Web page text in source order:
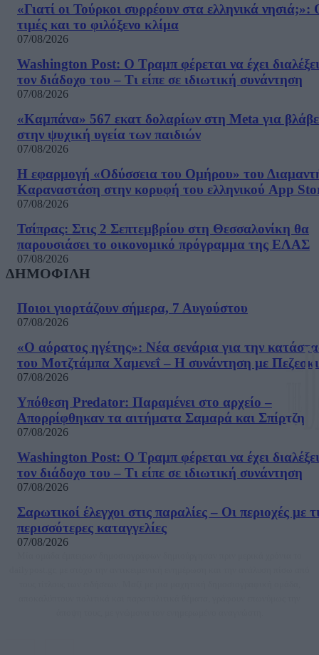
«Γιατί οι Τούρκοι συρρέουν στα ελληνικά νησιά;»:
τιμές και το φιλόξενο κλίμα
07/08/2026
Washington Post: Ο Τραμπ φέρεται να έχει διαλέξει
τον διάδοχο του – Τι είπε σε ιδιωτική συνάντηση
07/08/2026
«Καμπάνα» 567 εκατ δολαρίων στη Meta για
στην ψυχική υγεία των παιδιών
07/08/2026
Η εφαρμογή «Οδύσσεια του Ομήρου» του
Καραναστάση στην κορυφή του ελληνικού App
07/08/2026
Τσίπρας: Στις 2 Σεπτεμβρίου στη Θεσσαλονίκη θα
παρουσιάσει το οικονομικό πρόγραμμα της ΕΛΑΣ
07/08/2026
ΔΗΜΟΦΙΛΗ
Ποιοι γιορτάζουν σήμερα, 7 Αυγούστου
07/08/2026
«Ο αόρατος ηγέτης»: Νέα σενάρια για την
του Μοτζτάμπα Χαμενεΐ – Η συνάντηση με
07/08/2026
Υπόθεση Predator: Παραμένει στο αρχείο –
Απορρίφθηκαν τα αιτήματα Σαμαρά και Σπίρτζη
07/08/2026
Washington Post: Ο Τραμπ φέρεται να έχει διαλέξει
τον διάδοχο του – Τι είπε σε ιδιωτική συνάντηση
07/08/2026
Σαρωτικοί έλεγχοι στις παραλίες – Οι περιοχές με
περισσότερες καταγγελίες
07/08/2026